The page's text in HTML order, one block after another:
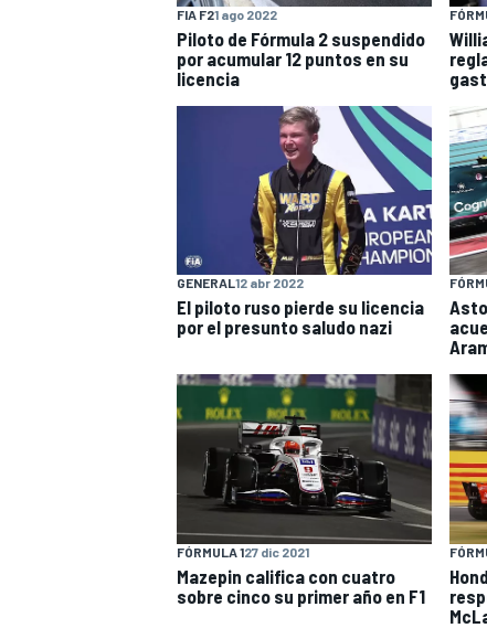
FIA F21 ago 2022
Piloto de Fórmula 2 suspendido
por acumular 12 puntos en su
licencia
GENERAL12 abr 2022
El piloto ruso pierde su licencia
por el presunto saludo nazi
FÓRMULA 127 dic 2021
Mazepin califica con cuatro
sobre cinco su primer año en F1